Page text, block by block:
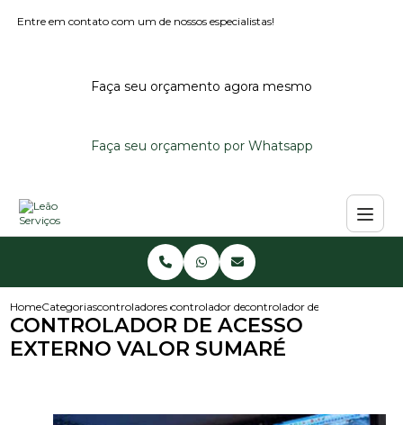
Entre em contato com um de nossos especialistas!
Faça seu orçamento agora mesmo
Faça seu orçamento por Whatsapp
HomeCategoriascontroladores de acessocontrolador de acesso condominio
controlador de acesso externo
CONTROLADOR DE ACESSO
EXTERNO VALOR SUMARÉ